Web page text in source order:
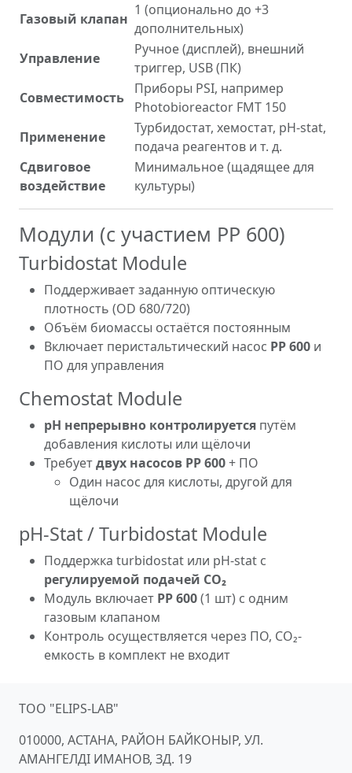
Газовый клапан
1 (опционально до +3
дополнительных)
Управление
Ручное (дисплей), внешний
триггер, USB (ПК)
Совместимость
Приборы PSI, например
Photobioreactor FMT 150
Применение
Турбидостат, хемостат, pH-stat,
подача реагентов и т. д.
Сдвиговое
воздействие
Минимальное (щадящее для
культуры)
Модули (с участием PP 600)
Turbidostat Module
Поддерживает заданную оптическую
плотность (OD 680/720)
Объём биомассы остаётся постоянным
Включает перистальтический насос PP 600 и
ПО для управления
Chemostat Module
pH непрерывно контролируется путём
добавления кислоты или щёлочи
Требуетдвух насосов PP 600+ ПО
Один насос для кислоты, другой для
щёлочи
pH-Stat / Turbidostat Module
Поддержка turbidostat или pH-stat с
регулируемой подачей CO₂
Модуль включает PP 600(1 шт) с одним
газовым клапаном
Контроль осуществляется через ПО, CO₂-
емкость в комплект не входит
ТОО "ELIPS-LAB"
010000, АСТАНА, РАЙОН БАЙКОНЫР, УЛ.
АМАНГЕЛДІ ИМАНОВ, ЗД. 19